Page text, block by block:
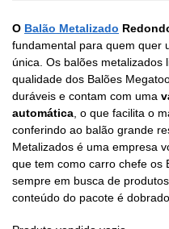
O Balão Metalizado
fundamental para quem quer
única. Os balões metalizados
qualidade dos Balões
duráveis e contam com uma
automática , o que facilita o
conferindo ao balão grande
Metalizados é uma empresa
que tem como carro chefe os
sempre em busca de
conteúdo do pacote é